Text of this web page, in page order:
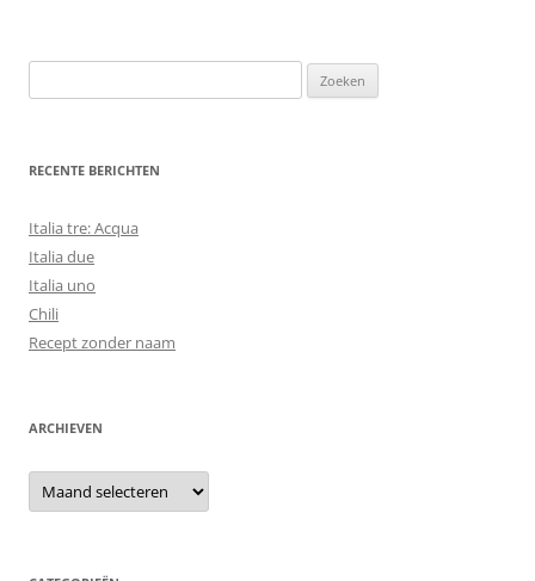
naar:
RECENTE BERICHTEN
Italia tre: Acqua
Italia due
Italia uno
Chili
Recept zonder naam
ARCHIEVEN
Archieven